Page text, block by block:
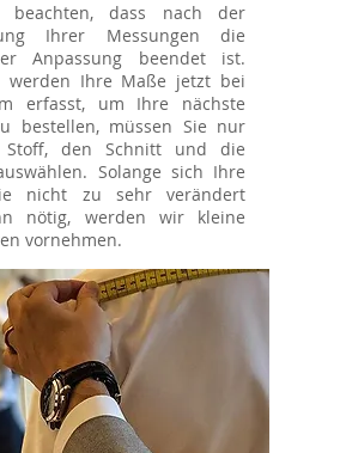
dass nach der
Ihrer Messungen die
Anpassung beendet ist.
werden Ihre Maße jetzt bei
erfasst, um Ihre nächste
bestellen, müssen Sie nur
den Schnitt und die
Solange sich Ihre
nicht zu sehr verändert
nötig, werden wir kleine
vornehmen.